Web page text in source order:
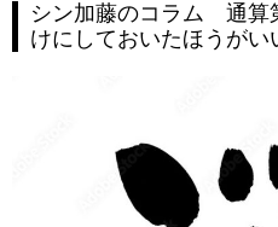
シン加藤のコラム 通
けにしておいたほうがい